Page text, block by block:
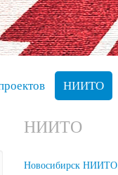
НИИТО
НИИТО
Новосибирск НИИТО